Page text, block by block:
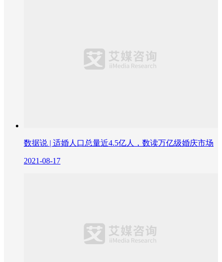
数据说 | 适婚人口总量近4.5亿人，数读万亿级婚庆市场
2021-08-17